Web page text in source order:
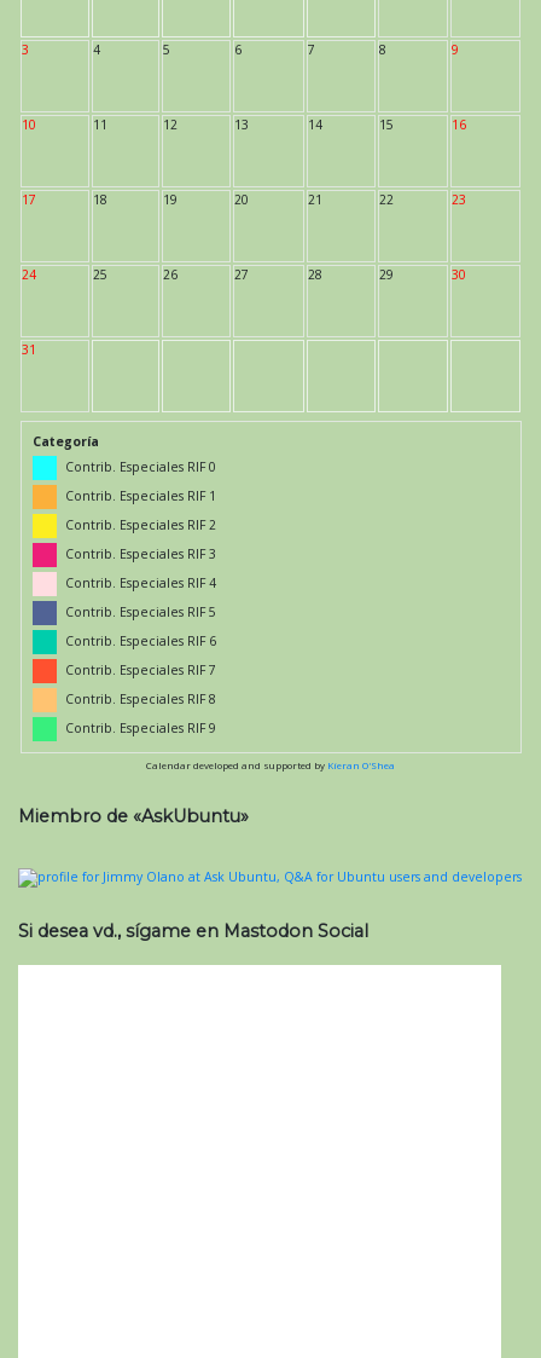
3 4 5 6 7 8 9
10 11 12 13 14 15 16
17 18 19 20 21 22 23
24 25 26 27 28 29 30
31
Categoría
Contrib. Especiales RIF 0
Contrib. Especiales RIF 1
Contrib. Especiales RIF 2
Contrib. Especiales RIF 3
Contrib. Especiales RIF 4
Contrib. Especiales RIF 5
Contrib. Especiales RIF 6
Contrib. Especiales RIF 7
Contrib. Especiales RIF 8
Contrib. Especiales RIF 9
Calendar developed and supported by Kieran O'Shea
Miembro de «AskUbuntu»
Si desea vd., sígame en Mastodon Social